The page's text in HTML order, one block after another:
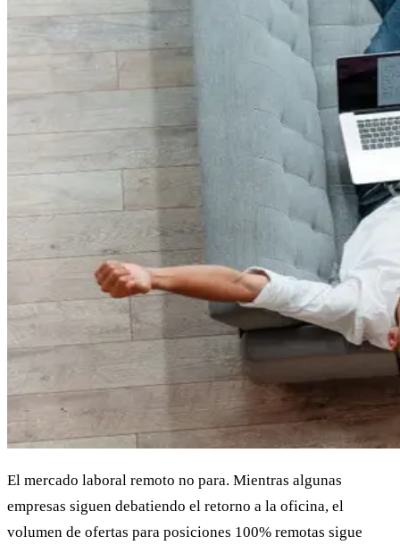
El mercado laboral remoto no para. Mientras algunas
empresas siguen debatiendo el retorno a la oficina, el
volumen de ofertas para posiciones 100% remotas sigue